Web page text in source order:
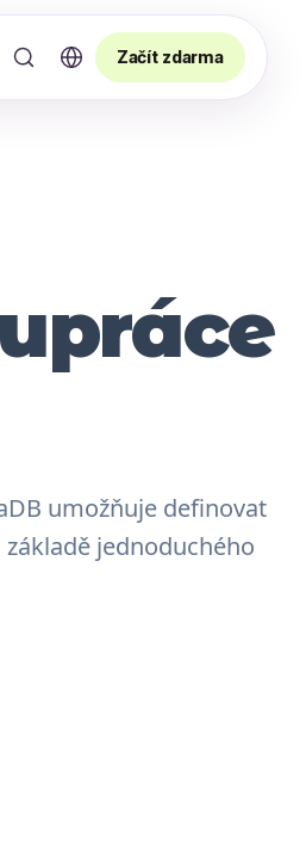
Začít zdarma
umožňuje definovat
jednoduchého